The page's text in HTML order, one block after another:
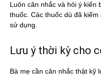
Luôn cân nhắc và hỏi ý
thuốc. Các thuốc dù đã
sử dụng.
Lưu ý thời kỳ cho
Bà mẹ cần cân nhắc thật kỹ